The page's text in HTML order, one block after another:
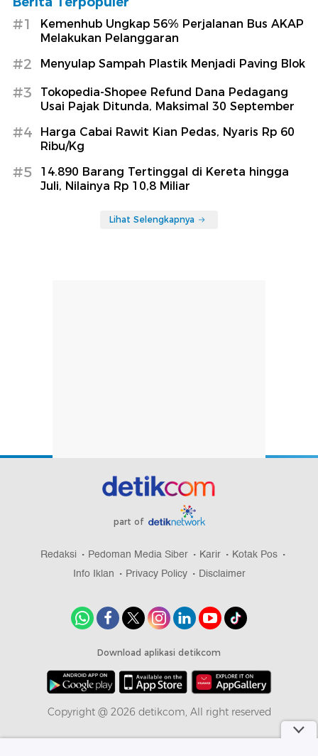
#1
Kemenhub Ungkap 56% Perjalanan Bus AKAP
Melakukan Pelanggaran
#2 Menyulap Sampah Plastik Menjadi Paving Blok
#3
Tokopedia-Shopee Refund Dana Pedagang
Usai Pajak Ditunda, Maksimal 30 September
#4
Harga Cabai Rawit Kian Pedas, Nyaris Rp 60
Ribu/Kg
#5
14.890 Barang Tertinggal di Kereta hingga
Juli, Nilainya Rp 10,8 Miliar
Lihat Selengkapnya
part of
Redaksi Pedoman Media Siber Karir
Kotak Pos
Info Iklan
Privacy Policy Disclaimer
Download aplikasi detikcom
Copyright @ 2026 detikcom, All right reserved